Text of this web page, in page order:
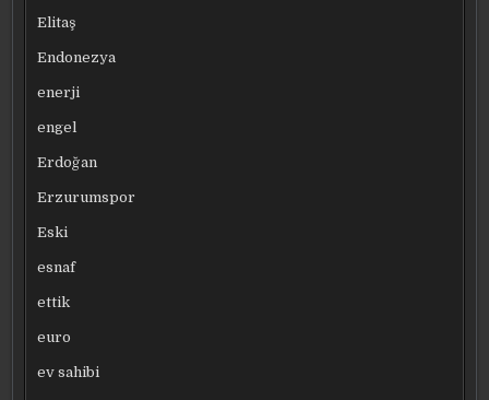
Elitaş
Endonezya
enerji
engel
Erdoğan
Erzurumspor
Eski
esnaf
ettik
euro
ev sahibi